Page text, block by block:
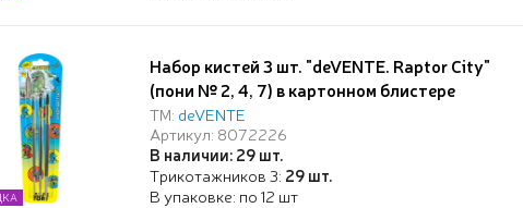
Набор кистей 3 шт. "deVENTE. Raptor City"
(пони № 2, 4, 7) в картонном блистере
ТМ: deVENTE
Артикул: 8072226
В наличии: 29 шт.
Трикотажников 3: 29 шт.
В упаковке: по 12 шт